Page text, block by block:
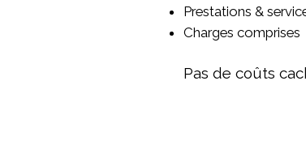
Prestations &
Charges comprises
Pas de coûts